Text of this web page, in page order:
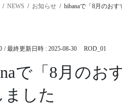
NEWS お知らせ hibanaで「8月のお
/ 最終更新日時 : 2025-08-30 ROD_01
で「8月のお
ました